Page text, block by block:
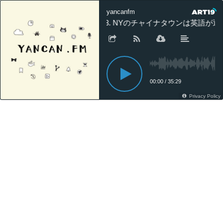
yancanfm
63. NYのチャイナタウンは英語が通
00:00 / 35:29
Privacy Policy